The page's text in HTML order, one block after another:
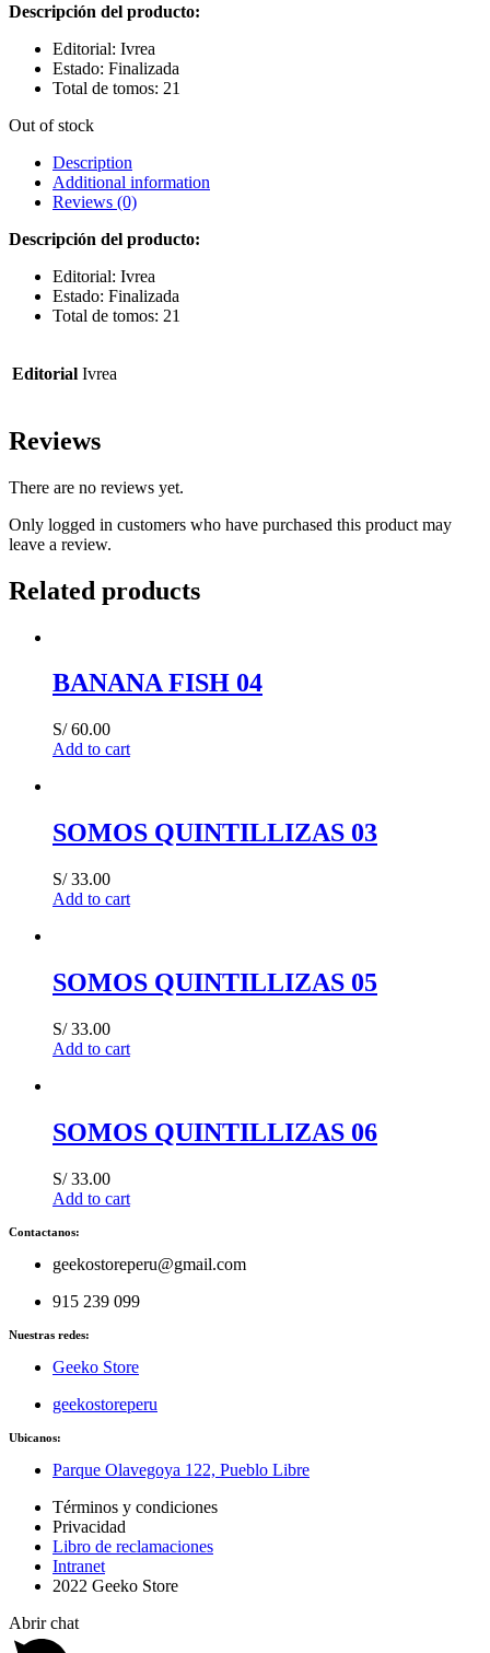
Descripción del producto:
Editorial: Ivrea
Estado: Finalizada
Total de tomos: 21
Out of stock
Description
Additional information
Reviews (0)
Descripción del producto:
Editorial: Ivrea
Estado: Finalizada
Total de tomos: 21
Editorial Ivrea
Reviews
There are no reviews yet.
Only logged in customers who have purchased this product may
leave a review.
Related products
BANANA FISH 04
S/60.00
Add to cart
SOMOS QUINTILLIZAS 03
S/33.00
Add to cart
SOMOS QUINTILLIZAS 05
S/33.00
Add to cart
SOMOS QUINTILLIZAS 06
S/33.00
Add to cart
Contactanos:
geekostoreperu@gmail.com
915 239 099
Nuestras redes:
Geeko Store
geekostoreperu
Ubicanos:
Parque Olavegoya 122, Pueblo Libre
Términos y condiciones
Privacidad
Libro de reclamaciones
Intranet
2022 Geeko Store
Abrir chat